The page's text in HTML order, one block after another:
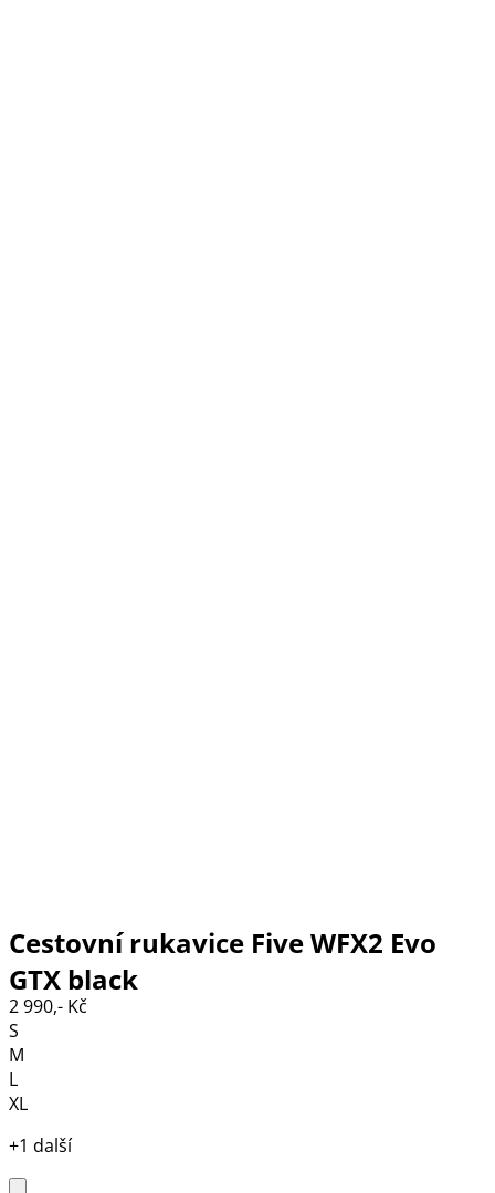
Cestovní rukavice Five WFX2 Evo
GTX black
2 990,- Kč
S
M
L
XL
+1 další